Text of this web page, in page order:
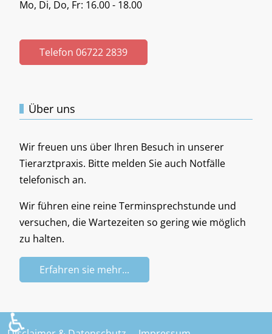
Mo, Di, Do, Fr: 16.00 - 18.00
Telefon 06722 2839
Über uns
Wir freuen uns über Ihren Besuch in unserer
Tierarztpraxis. Bitte melden Sie auch Notfälle
telefonisch an.
Wir führen eine reine Terminsprechstunde und
versuchen, die Wartezeiten so gering wie möglich
zu halten.
Erfahren sie mehr...
♿